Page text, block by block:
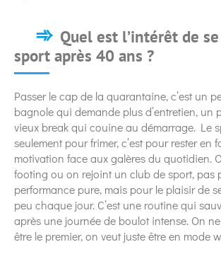
Quel est l’intérêt de
sport après 40 ans ?
Passer le cap de la quarantaine, c’est un
bagnole qui demande plus d’entretien, un
vieux break qui couine au démarrage. Le
seulement pour frimer, c’est pour rester en
motivation face aux galères du quotidien.
footing ou on rejoint un club de sport, pas
performance pure, mais pour le plaisir de
peu chaque jour. C’est une routine qui
après une journée de boulot intense. On
être le premier, on veut juste être en mode